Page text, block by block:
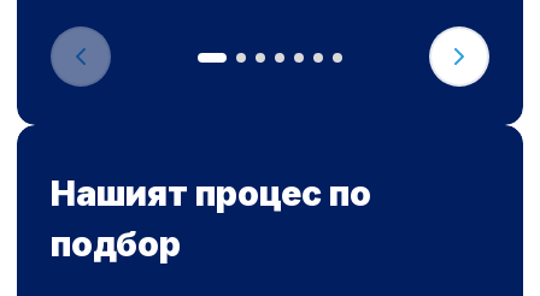
Нашият процес по
подбор